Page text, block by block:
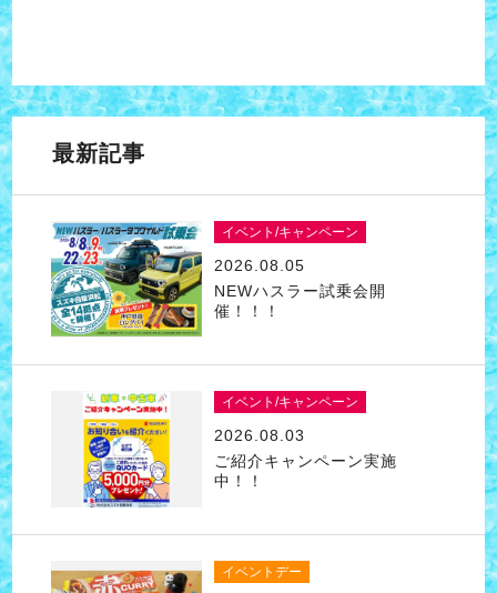
最新記事
イベント/キャンペーン
2026.08.05
NEWハスラー試乗会開
催！！！
イベント/キャンペーン
2026.08.03
ご紹介キャンペーン実施
中！！
イベントデー